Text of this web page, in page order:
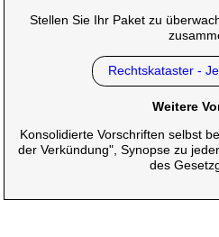
Stellen Sie Ihr Paket zu
Rechtskataster -
Weitere
Konsolidierte Vorschriften selbst
der Verkündung", Synopse zu
des